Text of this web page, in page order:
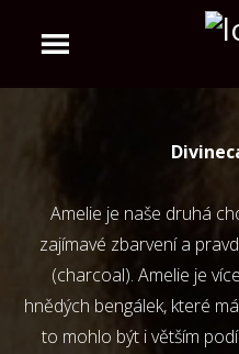
Amelie je naše druhá
zajímavé zbarvení a
(charcoal). Amelie je
hnědých bengálek, které
to mohlo být i větším